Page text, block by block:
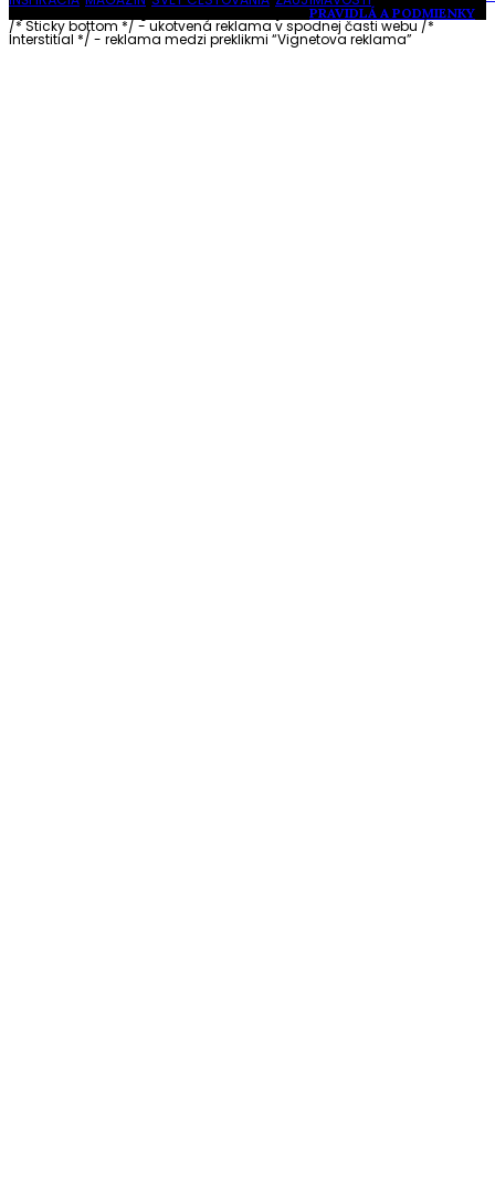
PRAVIDLÁ A PODMIENKY
/* Sticky bottom */ - ukotvená reklama v spodnej časti webu/*
Interstitial */ - reklama medzi preklikmi “Vignetova reklama”